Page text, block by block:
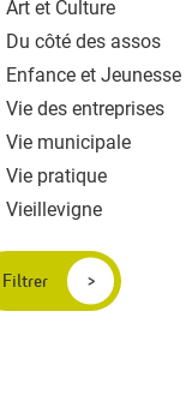
Art et Culture
Du côté des assos
Enfance et Jeunesse
Vie des entreprises
Vie municipale
Vie pratique
Vieillevigne
Filtrer